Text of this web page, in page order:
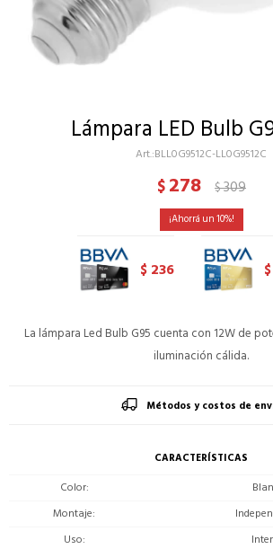
Lámpara LED Bulb
BLL0G9512C-LL0G9512C
$278 $309
10
$ 236 $
La lámpara Led Bulb G95 cuenta con 12W de
iluminación cálida.
Métodos y costos de
CARACTERÍSTICAS
Color
Montaje
Uso